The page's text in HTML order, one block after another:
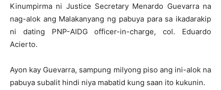
Kinumpirma ni Justice Secretary Menardo Guevarra na
nag-alok ang Malakanyang ng pabuya para sa ikadarakip
ni dating PNP-AIDG officer-in-charge, col. Eduardo
Acierto.
Ayon kay Guevarra, sampung milyong piso ang ini-alok na
pabuya subalit hindi niya mabatid kung saan ito kukunin.